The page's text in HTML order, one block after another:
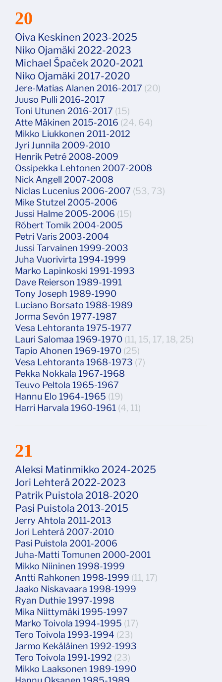
20
Oiva Keskinen 2023-2025
Niko Ojamäki 2022-2023
Michael Špaček 2020-2021
Niko Ojamäki 2017-2020
Jere-Matias Alanen 2016-2017 (20)
Juuso Pulli 2016-2017
Toni Utunen 2016-2017 (15)
Atte Mäkinen 2015-2016 (24, 64)
Mikko Liukkonen 2011-2012
Jyri Junnila 2009-2010
Henrik Petré 2008-2009
Ossipekka Lehtonen 2007-2008
Nick Angell 2007-2008
Niclas Lucenius 2006-2007 (53, 73)
Mike Stutzel 2005-2006
Jussi Halme 2005-2006 (15)
Róbert Tomik 2004-2005
Petri Varis 2003-2004
Jussi Tarvainen 1999-2003
Juha Vuorivirta 1994-1999
Marko Lapinkoski 1991-1993
Dave Reierson 1989-1991
Tony Joseph 1989-1990
Luciano Borsato 1988-1989
Jorma Sevón 1977-1987
Vesa Lehtoranta 1975-1977
Lauri Salomaa 1969-1970 (11, 15, 17, 18, 25)
Tapio Ahonen 1969-1970 (25)
Vesa Lehtoranta 1968-1973 (7)
Pekka Nokkala 1967-1968
Teuvo Peltola 1965-1967
Hannu Elo 1964-1965 (19)
Harri Harvala 1960-1961 (4, 11)
21
Aleksi Matinmikko 2024-2025
Jori Lehterä 2022-2023
Patrik Puistola 2018-2020
Pasi Puistola 2013-2015
Jerry Ahtola 2011-2013
Jori Lehterä 2007-2010
Pasi Puistola 2001-2006
Juha-Matti Tomunen 2000-2001
Mikko Niininen 1998-1999
Antti Rahkonen 1998-1999 (11, 17)
Jaako Niskavaara 1998-1999
Ryan Duthie 1997-1998
Mika Niittymäki 1995-1997
Marko Toivola 1994-1995 (17)
Tero Toivola 1993-1994 (23)
Jarmo Kekäläinen 1992-1993
Tero Toivola 1991-1992 (23)
Mikko Laaksonen 1989-1990